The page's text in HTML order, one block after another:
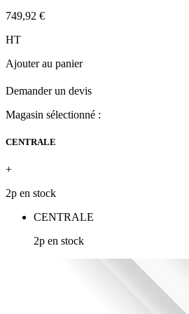
749,92 €
HT
Ajouter au panier
Demander un devis
Magasin sélectionné :
CENTRALE
+
2p en stock
CENTRALE
2p en stock